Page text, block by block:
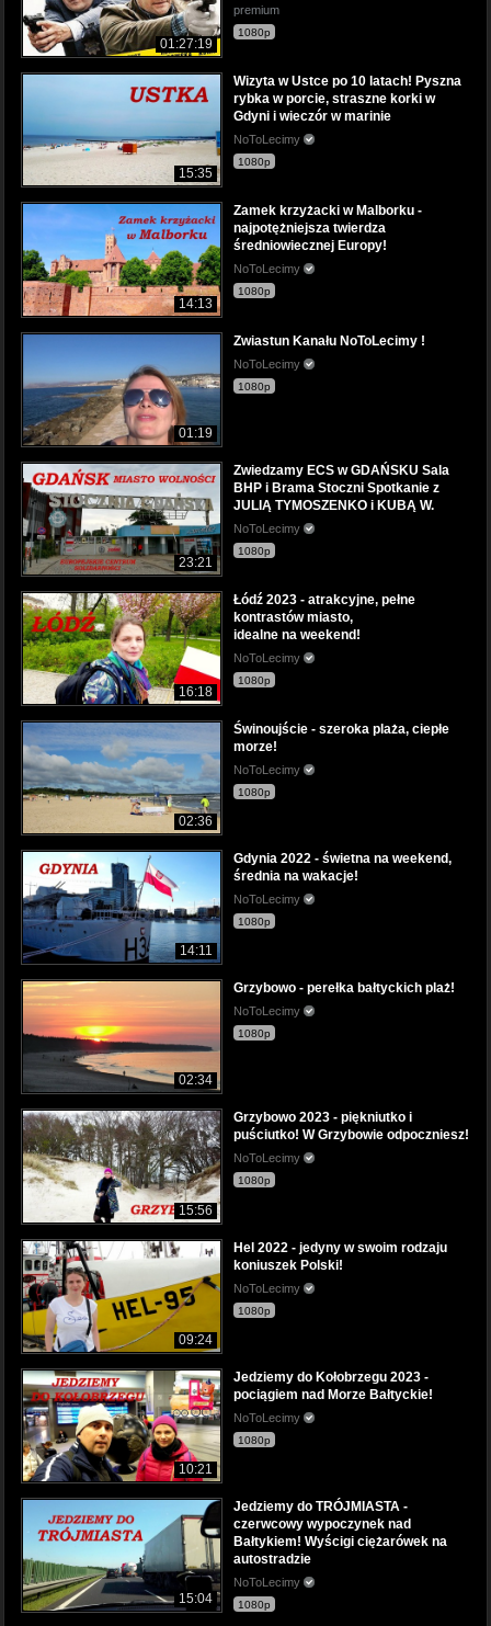
01:27:19
premium
1080p
15:35
Wizyta w Ustce po 10 latach! Pyszna
rybka w porcie, straszne korki w
Gdyni i wieczór w marinie
NoToLecimy
1080p
14:13
Zamek krzyżacki w Malborku -
najpotężniejsza twierdza
średniowiecznej Europy!
NoToLecimy
1080p
01:19
Zwiastun Kanału NoToLecimy !
NoToLecimy
1080p
23:21
Zwiedzamy ECS w GDAŃSKU Sala
BHP i Brama Stoczni Spotkanie z
JULIĄ TYMOSZENKO i KUBĄ W.
NoToLecimy
1080p
16:18
Łódź 2023 - atrakcyjne, pełne
kontrastów miasto,
idealne na weekend!
NoToLecimy
1080p
02:36
Świnoujście - szeroka plaża, ciepłe
morze!
NoToLecimy
1080p
14:11
Gdynia 2022 - świetna na weekend,
średnia na wakacje!
NoToLecimy
1080p
02:34
Grzybowo - perełka bałtyckich plaż!
NoToLecimy
1080p
15:56
Grzybowo 2023 - piękniutko i
puściutko! W Grzybowie odpoczniesz!
NoToLecimy
1080p
09:24
Hel 2022 - jedyny w swoim rodzaju
koniuszek Polski!
NoToLecimy
1080p
10:21
Jedziemy do Kołobrzegu 2023 -
pociągiem nad Morze Bałtyckie!
NoToLecimy
1080p
15:04
Jedziemy do TRÓJMIASTA -
czerwcowy wypoczynek nad
Bałtykiem! Wyścigi ciężarówek na
autostradzie
NoToLecimy
1080p